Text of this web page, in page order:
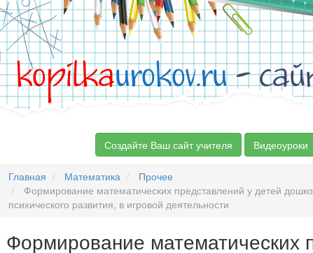
kopilkaurokov.ru-
Создайте Ваш сайт учителя Видеоуроки
Главная Математика
Прочее
Формирование математических представлений у детей
психического развития, в игровой деятельности
Формирование математических